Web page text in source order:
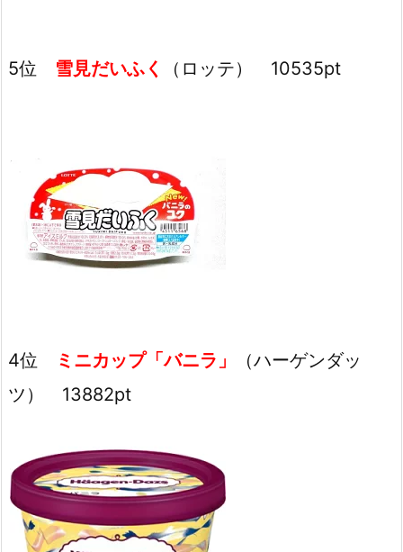
5位 雪見だいふく （ロッテ） 10535pt
4位 ミニカップ「バニラ」
（ハーゲンダッ
ツ） 13882pt